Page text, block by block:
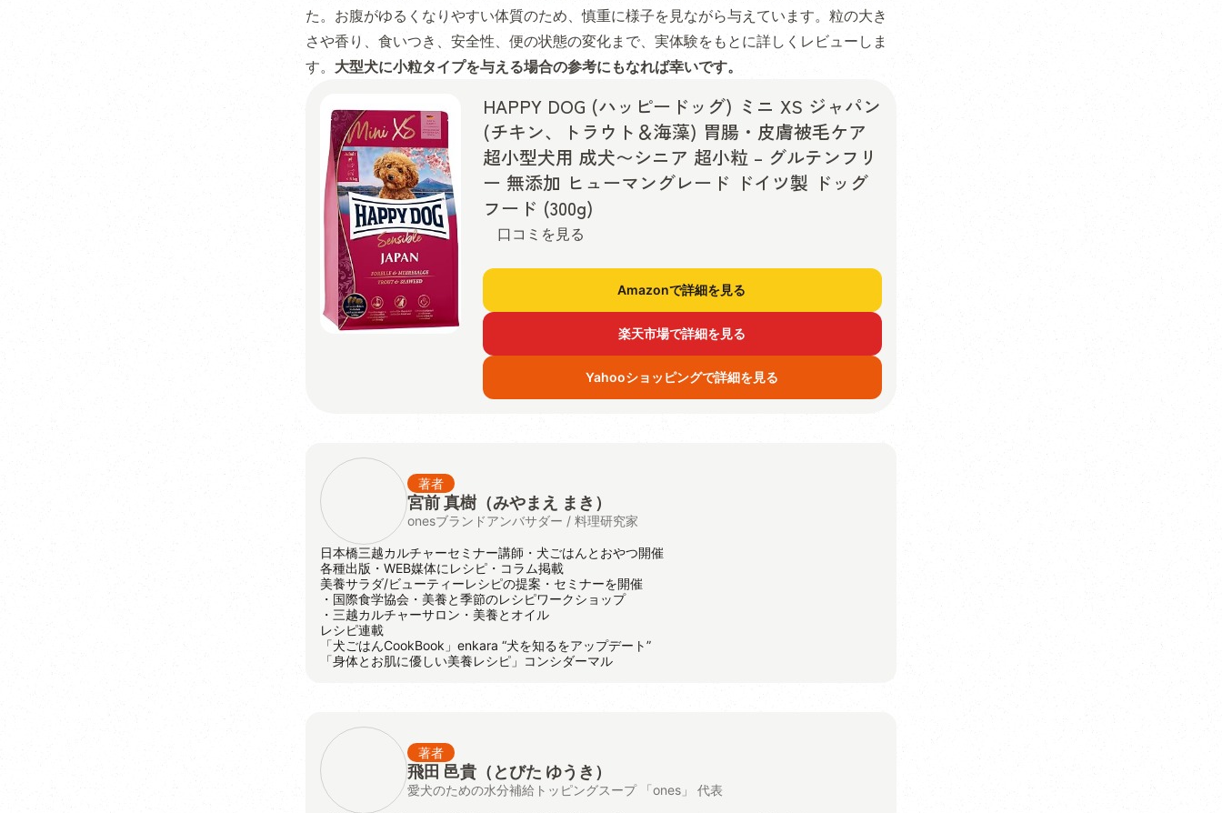
た。お腹がゆるくなりやすい体質のため、慎重に様子を見ながら与えています。粒の大き
さや香り、食いつき、安全性、便の状態の変化まで、実体験をもとに詳しくレビューしま
す。 大型犬に小粒タイプを与える場合の参考にもなれば幸いです。
HAPPY DOG (ハッピードッグ) ミニ XS ジャパン
(チキン、トラウト＆海藻) 胃腸・皮膚被毛ケア
超小型犬用 成犬〜シニア 超小粒 – グルテンフリ
ー 無添加 ヒューマングレード ドイツ製 ドッグ
フード (300g)
口コミを見る
Amazonで詳細を見る
楽天市場で詳細を見る
Yahooショッピングで詳細を見る
著者
宮前 真樹（みやまえ まき）
onesブランドアンバサダー / 料理研究家
日本橋三越カルチャーセミナー講師・犬ごはんとおやつ開催
各種出版・WEB媒体にレシピ・コラム掲載
美養サラダ/ビューティーレシピの提案・セミナーを開催
・国際食学協会・美養と季節のレシピワークショップ
・三越カルチャーサロン・美養とオイル
レシピ連載
「犬ごはんCookBook」enkara “犬を知るをアップデート”
「身体とお肌に優しい美養レシピ」コンシダーマル
著者
飛田 邑貴 （とびた ゆうき）
愛犬のための水分補給トッピングスープ 「ones」 代表